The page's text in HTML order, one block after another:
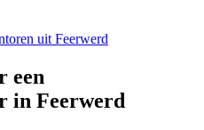
uit Feerwerd
een
in Feerwerd